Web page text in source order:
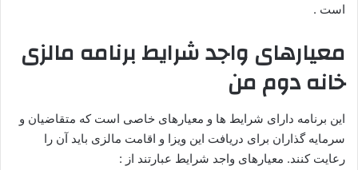
است .
معیارهای واجد شرایط برنامه مالزی
خانه دوم من
این برنامه دارای شرایط ها و معیارهای خاصی است که متقاضیان و
سرمایه گذاران برای دریافت این ویزا و اقامت مالزی باید آن را
رعایت کنند. معیارهای واجد شرایط عبارتند از :